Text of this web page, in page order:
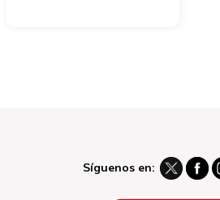
Síguenos en: